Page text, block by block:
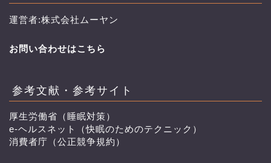
運営者:株式会社ムーヤン
お問い合わせはこちら
参考文献・参考サイト
厚生労働省（睡眠対策）
e-ヘルスネット（快眠のためのテクニック）
消費者庁（公正競争規約）